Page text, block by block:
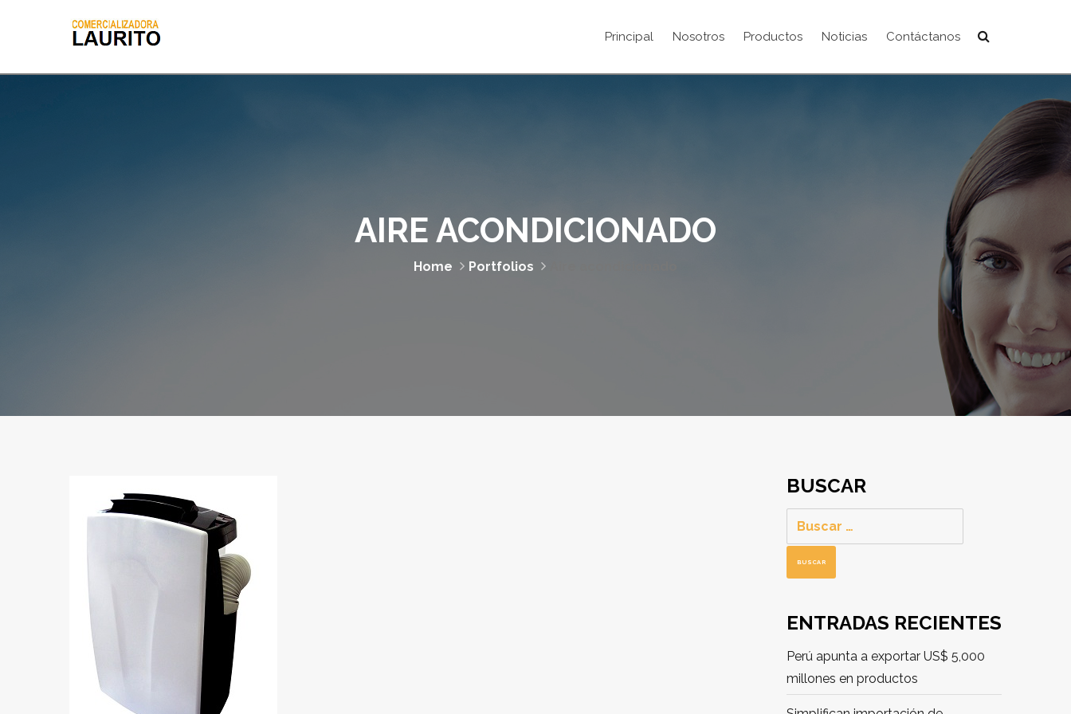
Principal Nosotros Productos Noticias Contáctanos
AIRE ACONDICIONADO
Home Portfolios
BUSCAR
Buscar:
ENTRADAS RECIENTES
Perú apunta a exportar US$ 5,000
millones en productos